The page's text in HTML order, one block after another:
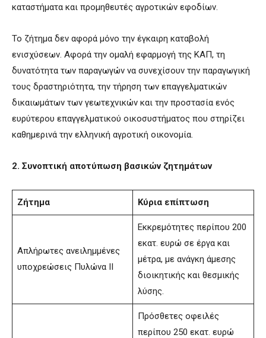
καταστήματα και προμηθευτές αγροτικών εφοδίων.
Το ζήτημα δεν αφορά μόνο την έγκαιρη καταβολή
ενισχύσεων. Αφορά την ομαλή εφαρμογή της ΚΑΠ, τη
δυνατότητα των παραγωγών να συνεχίσουν την παραγωγική
τους δραστηριότητα, την τήρηση των επαγγελματικών
δικαιωμάτων των γεωτεχνικών και την προστασία ενός
ευρύτερου επαγγελματικού οικοσυστήματος που στηρίζει
καθημερινά την ελληνική αγροτική οικονομία.
2. Συνοπτική αποτύπωση βασικών ζητημάτων
Ζήτημα Κύρια επίπτωση
Απλήρωτες ανειλημμένες
υποχρεώσεις Πυλώνα ΙΙ
Εκκρεμότητες περίπου 200
εκατ. ευρώ σε έργα και
μέτρα, με ανάγκη άμεσης
διοικητικής και θεσμικής
λύσης.
Πρόσθετες οφειλές
περίπου 250 εκατ. ευρώ